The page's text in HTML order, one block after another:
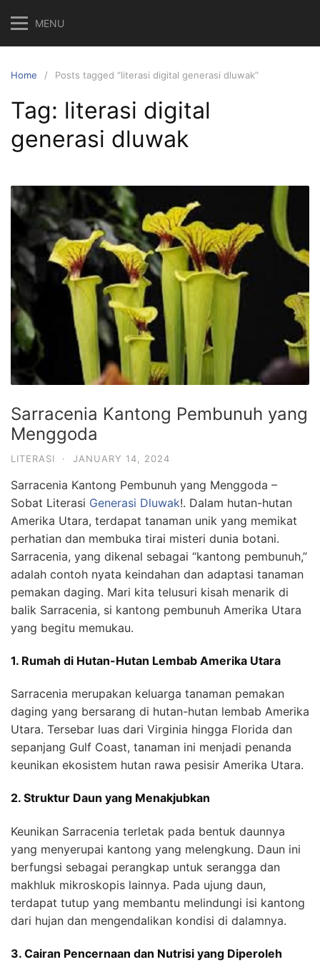
content
MENU
Home Posts tagged “literasi digital generasi dluwak”
Tag: literasi digital
generasi dluwak
Sarracenia Kantong Pembunuh yang
Menggoda
LITERASI · JANUARY 14, 2024
Sarracenia Kantong Pembunuh yang Menggoda –
Sobat Literasi Generasi Dluwak!. Dalam hutan-hutan
Amerika Utara, terdapat tanaman unik yang memikat
perhatian dan membuka tirai misteri dunia botani.
Sarracenia, yang dikenal sebagai “kantong pembunuh,”
adalah contoh nyata keindahan dan adaptasi tanaman
pemakan daging. Mari kita telusuri kisah menarik di
balik Sarracenia, si kantong pembunuh Amerika Utara
yang begitu memukau.
1. Rumah di Hutan-Hutan Lembab Amerika Utara
Sarracenia merupakan keluarga tanaman pemakan
daging yang bersarang di hutan-hutan lembab Amerika
Utara. Tersebar luas dari Virginia hingga Florida dan
sepanjang Gulf Coast, tanaman ini menjadi penanda
keunikan ekosistem hutan rawa pesisir Amerika Utara.
2. Struktur Daun yang Menakjubkan
Keunikan Sarracenia terletak pada bentuk daunnya
yang menyerupai kantong yang melengkung. Daun ini
berfungsi sebagai perangkap untuk serangga dan
makhluk mikroskopis lainnya. Pada ujung daun,
terdapat tutup yang membantu melindungi isi kantong
dari hujan dan mengendalikan kondisi di dalamnya.
3. Cairan Pencernaan dan Nutrisi yang Diperoleh